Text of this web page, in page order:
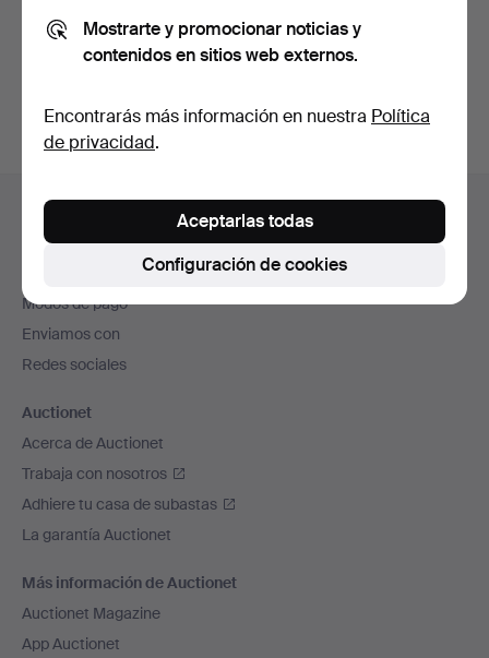
Crear cuenta
pie
de
página
Ayuda y contacto
Contacta con el servicio de atención al cliente
Todas las casas de subastas
Modos de pago
Enviamos con
Redes sociales
Auctionet
Acerca de Auctionet
Trabaja con nosotros
Adhiere tu casa de subastas
La garantía Auctionet
Más información de Auctionet
Auctionet Magazine
App Auctionet
Mostrarte y promocionar noticias y
contenidos en sitios web externos.
Encontrarás más información en nuestra Política
de privacidad.
Configuración de cookies
Aceptarlas todas